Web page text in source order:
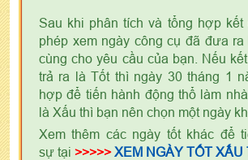
Sau khi phân tích và tổng hợp kết
phép xem ngày công cụ đã đưa ra
cùng cho yêu cầu của bạn. Nếu
trả ra là Tốt thì ngày 30 tháng 1
hợp để tiến hành động thổ làm
là Xấu thì bạn nên chọn một ngày
Xem thêm các ngày tốt khác để
sự tại >>>>> XEM NGÀY TỐT XẤU